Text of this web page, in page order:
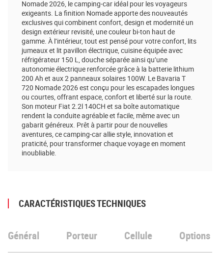
Nomade 2026, le camping-car idéal pour les voyageurs
exigeants. La finition Nomade apporte des nouveautés
exclusives qui combinent confort, design et modernité un
design extérieur revisité, une couleur bi-ton haut de
gamme. À l’intérieur, tout est pensé pour votre confort, lits
jumeaux et lit pavillon électrique, cuisine équipée avec
réfrigérateur 150 L, douche séparée ainsi qu’une
autonomie électrique renforcée grâce à la batterie lithium
200 Ah et aux 2 panneaux solaires 100W. Le Bavaria T
720 Nomade 2026 est conçu pour les escapades longues
ou courtes, offrant espace, confort et liberté sur la route.
Son moteur Fiat 2.2l 140CH et sa boîte automatique
rendent la conduite agréable et facile, même avec un
gabarit généreux. Prêt à partir pour de nouvelles
aventures, ce camping-car allie style, innovation et
praticité, pour transformer chaque voyage en moment
inoubliable.
CARACTÉRISTIQUES TECHNIQUES
Général Porteur Cellule Options